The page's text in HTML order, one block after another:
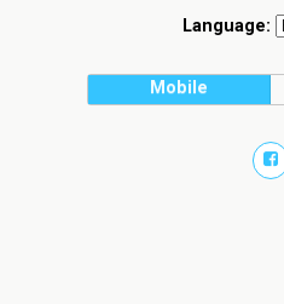
Language:
Mobile